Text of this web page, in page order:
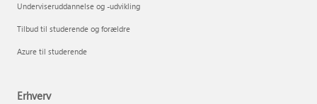
Underviseruddannelse og -udvikling
Tilbud til studerende og forældre
Azure til studerende
Erhverv